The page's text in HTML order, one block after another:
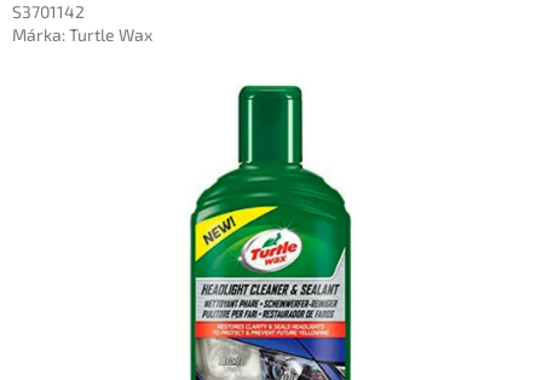
S3701142
Márka:Turtle Wax